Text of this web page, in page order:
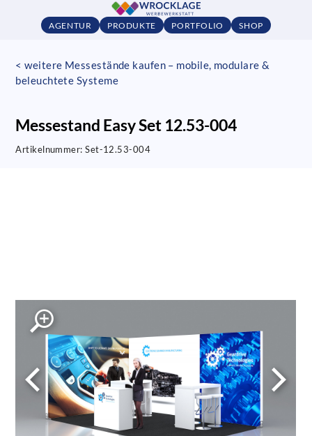
AGENTUR PRODUKTE PORTFOLIO SHOP
< weitere Messestände kaufen – mobile, modulare &
beleuchtete Systeme
Messestand Easy Set 12.53-004
Artikelnummer:Set-12.53-004